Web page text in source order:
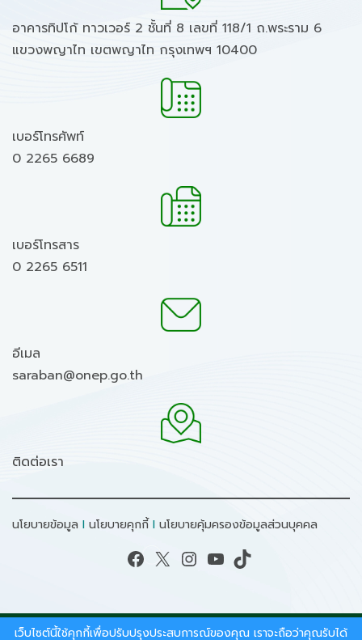
อาคารทิปโก้ ทาวเวอร์ 2 ชั้นที่ 8 เลขที่ 118/1 ถ.พระราม 6
แขวงพญาไท เขตพญาไท กรุงเทพฯ 10400
เบอร์โทรศัพท์
0 2265 6689
เบอร์โทรสาร
0 2265 6511
อีเมล
saraban@onep.go.th
ติดต่อเรา
นโยบายข้อมูล I นโยบายคุกกี้ I นโยบายคุ้มครองข้อมูลส่วนบุคคล
Facebook X Instagram YouTube TikTok
เว็บไซต์นี้ใช้คุกกี้เพื่อปรับปรุงประสบการณ์ของคุณ เราจะถือว่าคุณรับได้